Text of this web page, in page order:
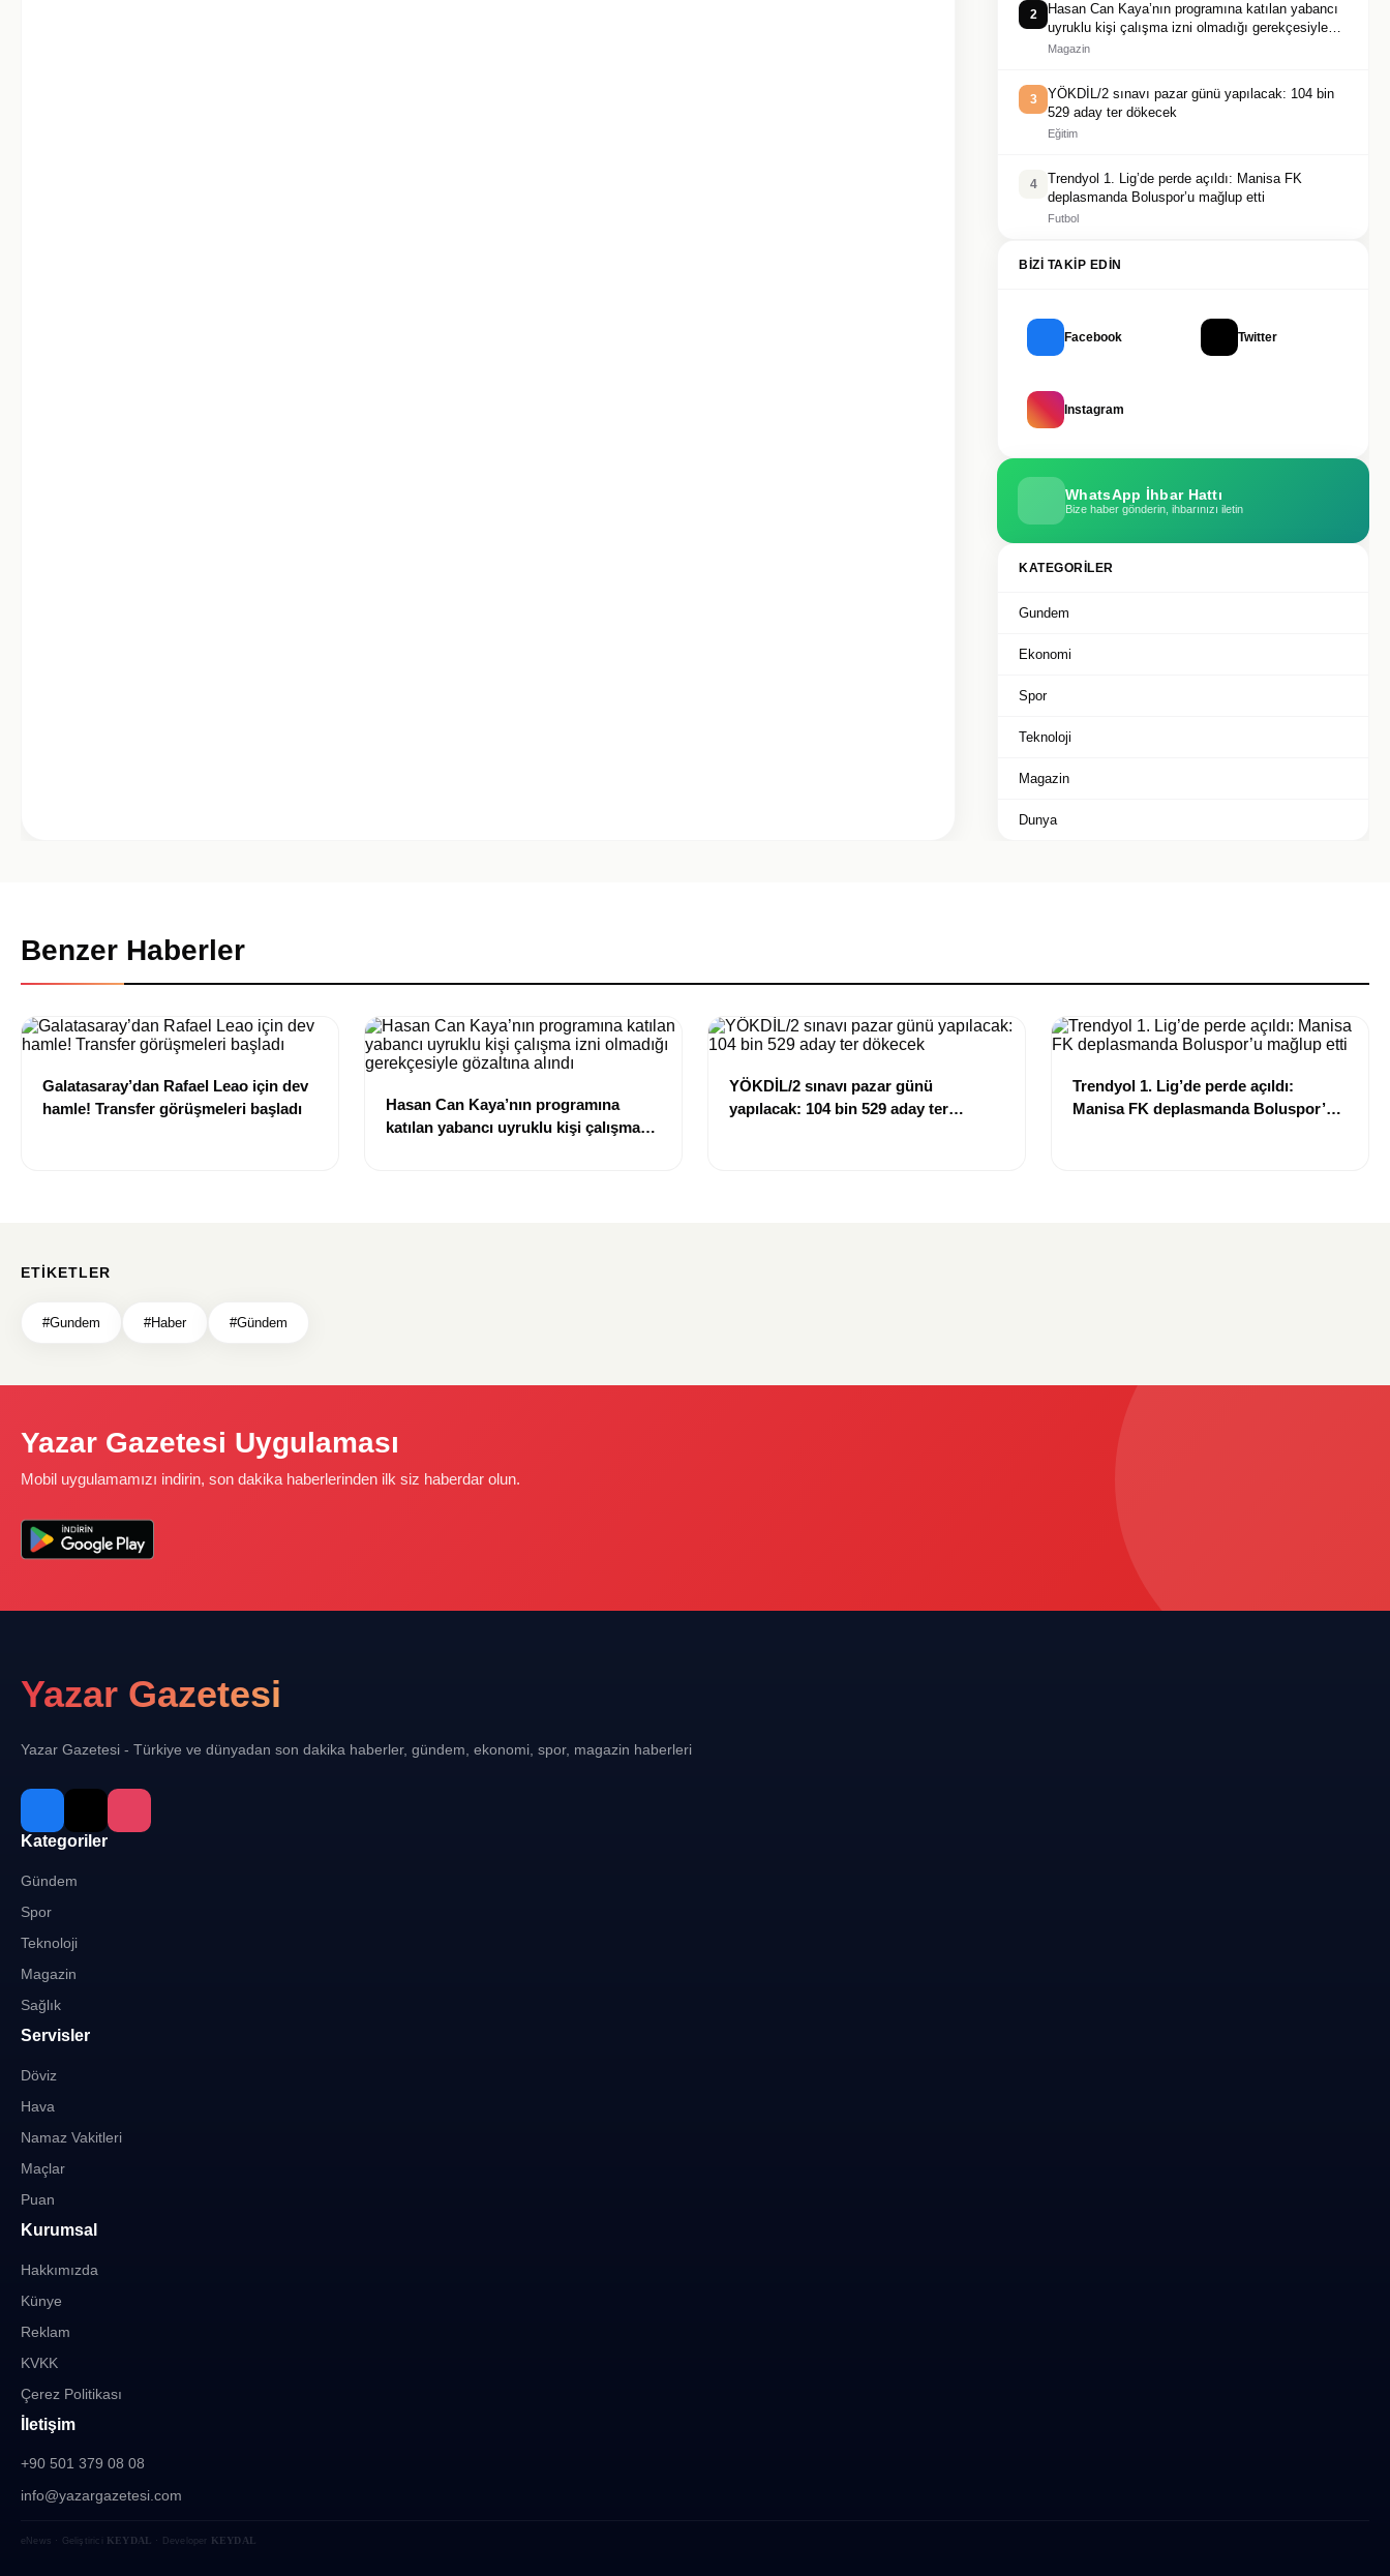
2
Hasan Can Kaya’nın programına katılan yabancı
uyruklu kişi çalışma izni olmadığı gerekçesiyle
gözaltına alındı
Magazin
3
YÖKDİL/2 sınavı pazar günü yapılacak: 104 bin
529 aday ter dökecek
Eğitim
4
Trendyol 1. Lig’de perde açıldı: Manisa FK
deplasmanda Boluspor’u mağlup etti
Futbol
BIZI TAKIP EDIN
Facebook Twitter
Instagram
WhatsApp İhbar Hattı
Bize haber gönderin, ihbarınızı iletin
KATEGORILER
Gundem
Ekonomi
Spor
Teknoloji
Magazin
Dunya
Benzer Haberler
Galatasaray’dan Rafael Leao için dev
hamle! Transfer görüşmeleri başladı
Hasan Can Kaya’nın programına
katılan yabancı uyruklu kişi çalışma
YÖKDİL/2 sınavı pazar günü
yapılacak: 104 bin 529 aday ter
Trendyol 1. Lig’de perde açıldı:
Manisa FK deplasmanda Boluspor’u
ETIKETLER
#Gundem #Haber #Gündem
Yazar Gazetesi Uygulaması
Mobil uygulamamızı indirin, son dakika haberlerinden ilk siz haberdar olun.
Yazar Gazetesi
Yazar Gazetesi - Türkiye ve dünyadan son dakika haberler, gündem, ekonomi, spor, magazin haberleri
Kategoriler
Gündem
Spor
Teknoloji
Magazin
Sağlık
Servisler
Döviz
Hava
Namaz Vakitleri
Maçlar
Puan
Kurumsal
Hakkımızda
Künye
Reklam
KVKK
Çerez Politikası
İletişim
+90 501 379 08 08
info@yazargazetesi.com
eNews · Geliştirici KEYDAL · Developer KEYDAL